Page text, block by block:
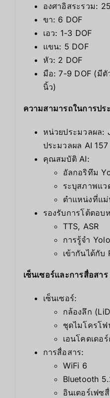
องศาอิสระรวม:
ขา: 6 DOF
เอว: 1-3 DOF
แขน: 5 DOF
หัว: 2 DOF
มือ: 7-9 DOF (มี
นิ้ว)
ความสามารถในการปร
หน่วยประมวลผล:
ประมวลผล AI 157
คุณสมบัติ AI:
อัลกอริทึม
ระบุสภาพแว
ตำแหน่งที่แม่
รองรับการโต้ตอบ
TTS, ASR
การรู้จำ Yolo
เข้ากันได้กับ
เซ็นเซอร์และการสื่อสาร
เซ็นเซอร์:
กล้องลึก
ชุดไมโครโ
เอนโคดเดอ
การสื่อสาร:
WiFi 6
Bluetooth
อินเตอร์เฟซ